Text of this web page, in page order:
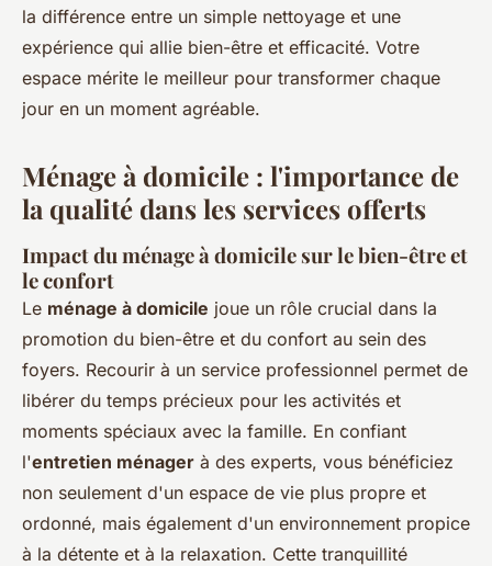
la différence entre un simple nettoyage et une
expérience qui allie bien-être et efficacité. Votre
espace mérite le meilleur pour transformer chaque
jour en un moment agréable.
Ménage à domicile : l'importance de
la qualité dans les services offerts
Impact du ménage à domicile sur le bien-être et
le confort
Le ménage à domicile joue un rôle crucial dans la
promotion du bien-être et du confort au sein des
foyers. Recourir à un service professionnel permet de
libérer du temps précieux pour les activités et
moments spéciaux avec la famille. En confiant
l'entretien ménager à des experts, vous bénéficiez
non seulement d'un espace de vie plus propre et
ordonné, mais également d'un environnement propice
à la détente et à la relaxation. Cette tranquillité